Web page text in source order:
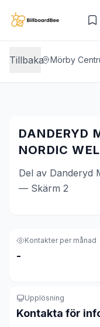
Tillbaka
DANDERYD
NORDIC
Del av Danderyd
— Skärm 2
Kontakter per månad
-
Upplösning
Kontakta för